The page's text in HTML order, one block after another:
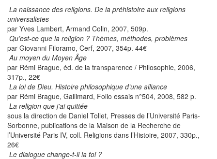
La naissance des religions. De la préhistoire aux religions
universalistes
par Yves Lambert, Armand Colin, 2007, 509p.
Qu’est-ce que la religion ? Thèmes, méthodes, problèmes
par Giovanni Filoramo, Cerf, 2007, 354p. 44€
Au moyen du Moyen Âge
par Rémi Brague, éd. de la transparence / Philosophie, 2006,
317p., 22€
La loi de Dieu. Histoire philosophique d’une alliance
par Rémi Brague, Gallimard, Folio essais n°504, 2008, 582 p.
La religion que j’ai quittée
sous la direction de Daniel Tollet, Presses de l’Université Paris-
Sorbonne, publications de la Maison de la Recherche de
l’Université Paris IV, coll. Religions dans l’Histoire, 2007, 330p.,
26€
Le dialogue change-t-il la foi ?